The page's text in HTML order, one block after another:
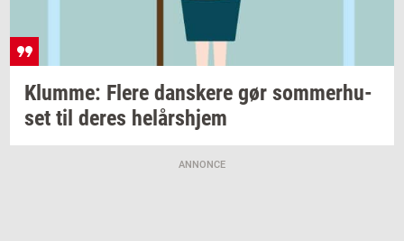
Klum­me: Flere dan­ske­re gør som­mer­hu­
set til deres helårs­hjem
ANNONCE